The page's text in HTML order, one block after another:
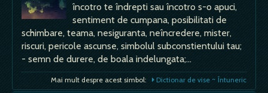
încotro te îndrepti sau încotro s-o apuci,
sentiment de cumpana, posibilitati de
schimbare, teama, nesiguranta, neîncredere, mister,
riscuri, pericole ascunse, simbolul subconstientului tau;
- semn de durere, de boala indelungata;…
Mai mult despre acest simbol: Dictionar de vise ~ Întuneric